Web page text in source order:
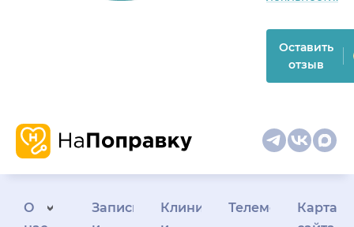
Оставить
отзыв
О
Запись
КлиникамТелемедицина
Карта